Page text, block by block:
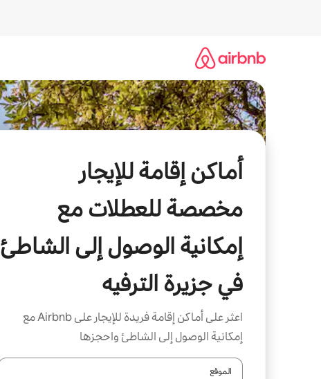
أماكن إقامة للإيجار
مخصصة للعطلات مع
إمكانية الوصول إلى الشاطئ
في جزيرة الترفيه
اعثر على أماكن إقامة فريدة للإيجار على Airbnb مع
إمكانية الوصول إلى الشاطئ واحجزها
الموقع